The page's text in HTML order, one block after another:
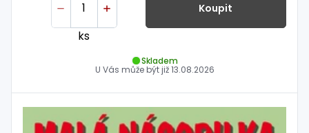
ks
Koupit
Skladem
U Vás může být již13.08.2026